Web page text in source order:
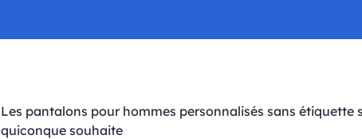
Les pantalons pour hommes personnalisés sans
quiconque souhaite